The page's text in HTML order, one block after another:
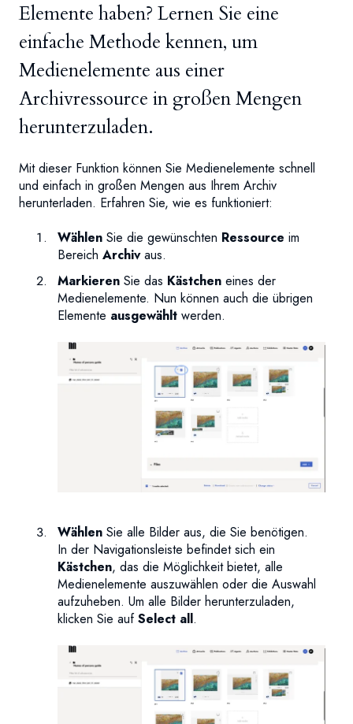
Elemente haben? Lernen Sie eine
einfache Methode kennen, um
Medienelemente aus einer
Archivressource in großen Mengen
herunterzuladen.
Mit dieser Funktion können Sie Medienelemente schnell
und einfach in großen Mengen aus Ihrem Archiv
herunterladen. Erfahren Sie, wie es funktioniert:
Wählen Sie die gewünschten Ressource im
Bereich Archivaus.
Markieren Sie das Kästchen eines der
Medienelemente. Nun können auch die übrigen
Elemente ausgewählt werden.
Wählen Sie alle Bilder aus, die Sie benötigen.
In der Navigationsleiste befindet sich ein
Kästchen, das die Möglichkeit bietet, alle
Medienelemente auszuwählen oder die Auswahl
aufzuheben. Um alle Bilder herunterzuladen,
klicken Sie aufSelect all.